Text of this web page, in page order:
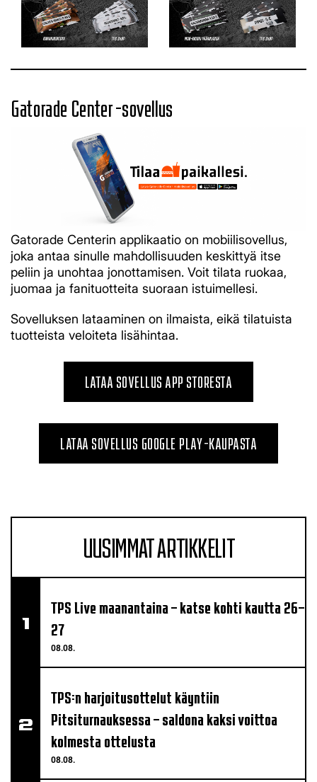
Gatorade Center -sovellus
Gatorade Centerin applikaatio on mobiilisovellus,
joka antaa sinulle mahdollisuuden keskittyä itse
peliin ja unohtaa jonottamisen. Voit tilata ruokaa,
juomaa ja fanituotteita suoraan istuimellesi.
Sovelluksen lataaminen on ilmaista, eikä tilatuista
tuotteista veloiteta lisähintaa.
LATAA SOVELLUS APP STORESTA
LATAA SOVELLUS GOOGLE PLAY -KAUPASTA
UUSIMMAT ARTIKKELIT
08.08.
TPS Live maanantaina – katse kohti kautta 26–
27
08.08.
TPS:n harjoitusottelut käyntiin
Pitsiturnauksessa – saldona kaksi voittoa
kolmesta ottelusta